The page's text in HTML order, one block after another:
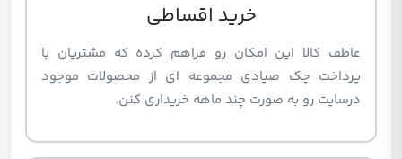
خرید اقساطی
عاطف کالا این امکان رو فراهم کرده که مشتریان با
پرداخت چک صیادی مجموعه ای از محصولات موجود
درسایت رو به صورت چند ماهه خریداری کنن.